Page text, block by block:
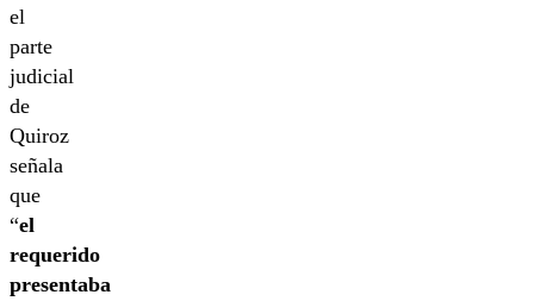
el
parte
judicial
de
Quiroz
señala
que
“el
requerido
presentaba